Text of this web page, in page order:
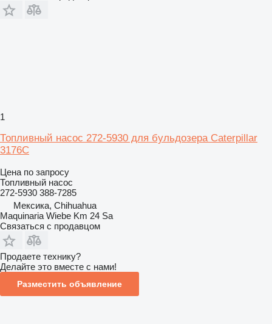
1
Топливный насос 272-5930 для бульдозера Caterpillar
3176C
Цена по запросу
Топливный насос
272-5930 388-7285
Мексика, Chihuahua
Maquinaria Wiebe Km 24 Sa
Связаться с продавцом
Продаете технику?
Делайте это вместе с нами!
Разместить объявление